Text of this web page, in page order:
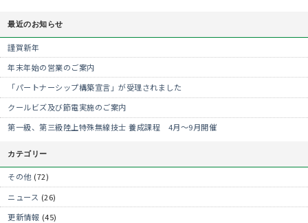
最近のお知らせ
謹賀新年
年末年始の営業のご案内
「パートナーシップ構築宣言」が受理されました
クールビズ及び節電実施のご案内
第一級、第三級陸上特殊無線技士 養成課程 4月～9月開催
カテゴリー
その他(72)
ニュース (26)
更新情報 (45)